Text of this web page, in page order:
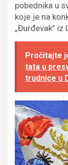
pobednika u
koje je na
„Đurđevak” iz
Pročitajte
tata u
trudnice u